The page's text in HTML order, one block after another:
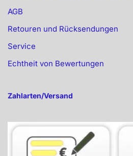
AGB
Retouren und Rücksendungen
Service
Echtheit von Bewertungen
Zahlarten/Versand